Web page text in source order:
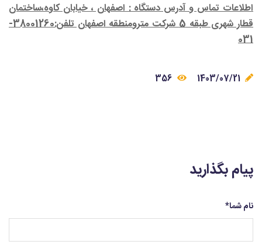
اطلاعات تماس و آدرس دستگاه : اصفهان ، خیابان کاوه،ساختمان
قطار شهری طبقه 5 شرکت مترومنطقه اصفهان تلفن:38001260-
031
پیام بگذارید
نام شما*